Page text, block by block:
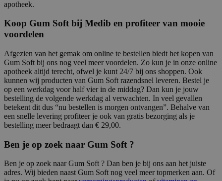
apotheek.
Koop Gum Soft bij Medib en profiteer van mooie
voordelen
Afgezien van het gemak om online te bestellen biedt het kopen van
Gum Soft bij ons nog veel meer voordelen. Zo kun je in onze online
apotheek altijd terecht, ofwel je kunt 24/7 bij ons shoppen. Ook
kunnen wij producten van Gum Soft razendsnel leveren. Bestel je
op een werkdag voor half vier in de middag? Dan kun je jouw
bestelling de volgende werkdag al verwachten. In veel gevallen
betekent dit dus “nu bestellen is morgen ontvangen”. Behalve van
een snelle levering profiteer je ook van gratis bezorging als je
bestelling meer bedraagt dan € 29,00.
Ben je op zoek naar Gum Soft ?
Ben je op zoek naar Gum Soft ? Dan ben je bij ons aan het juiste
adres. Wij bieden naast Gum Soft nog veel meer topmerken aan. Of